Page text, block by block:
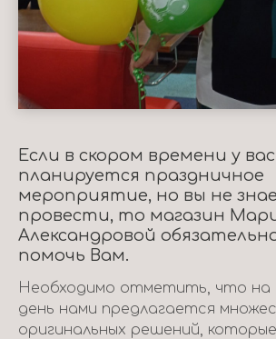
Если в скором времени у вас
планируется праздничное
мероприятие, но вы не
провести, то магазин
Александровой
помочь Вам.
Необходимо отметить, что на
день нами предлагается
оригинальных решений,